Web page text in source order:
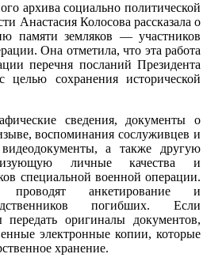
архива социально политической
Анастасия Колосова рассказала о
памяти земляков — участников
Она отметила, что эта работа
перечня посланий Президента
целью сохранения исторической
сведения, документы о
воспоминания сослуживцев и
а также другую
личные качества и
специальной военной операции.
проводят анкетирование и
погибших. Если
оригиналы документов,
электронные копии, которые
хранение.